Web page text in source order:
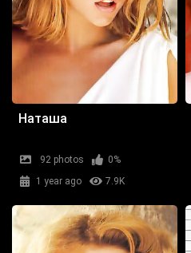
Наташа
92 photos
0%
1 year ago
7.9K